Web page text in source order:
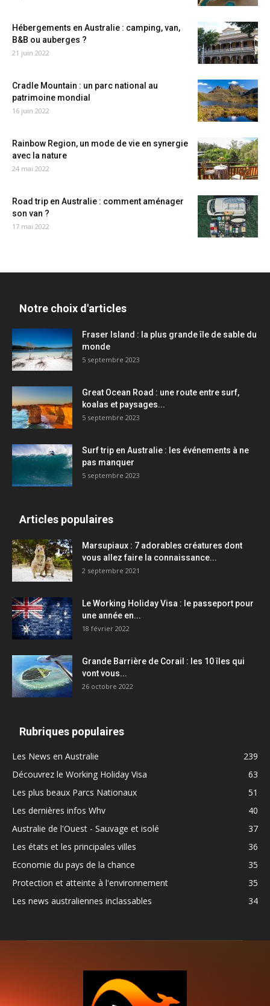
Hébergements en Australie : camping, van,
B&B ou auberges ?
21 juin 2022
Cradle Mountain : un parc national au
patrimoine mondial
16 juin 2022
Rainbow Region, un mode de vie en synergie
avec la nature
24 mai 2022
Road trip en Australie : comment aménager
son van ?
17 mai 2022
Notre choix d'articles
Fraser Island : la plus grande île de sable du
monde
5 septembre 2023
Great Ocean Road : une route entre surf,
koalas et paysages...
5 septembre 2023
Surf trip en Australie : les événements à ne
pas manquer
5 septembre 2023
Articles populaires
Marsupiaux : 7 adorables créatures dont
vous allez faire la connaissance...
2 septembre 2021
Le Working Holiday Visa : le passeport pour
une année en...
18 février 2022
Grande Barrière de Corail : les 10 îles qui
vont vous...
26 octobre 2022
Rubriques populaires
Les News en Australie
239
Découvrez le Working Holiday Visa
63
Les plus beaux Parcs Nationaux
51
Les dernières infos Whv
40
Australie de l'Ouest - Sauvage et isolé
37
Les états et les principales villes
36
Economie du pays de la chance
35
Protection et atteinte à l'environnement
35
Les news australiennes inclassables
34